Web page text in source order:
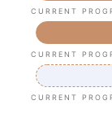
CURRENT
CURRENT
CURRENT